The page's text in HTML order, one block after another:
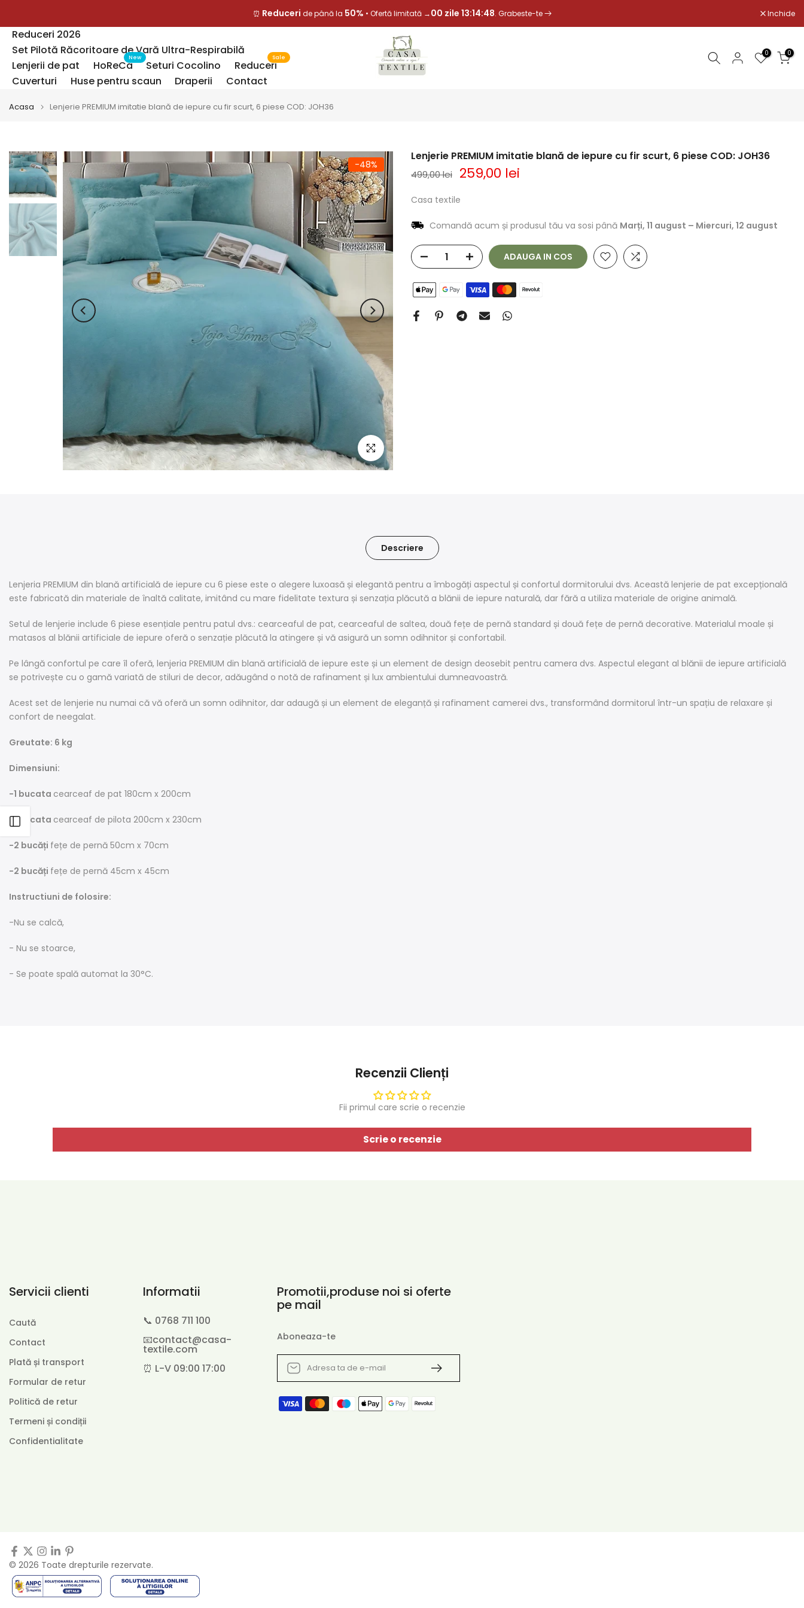
la
continut
⏰ Reduceri de până la 50% • Ofertă limitată →00 zile 13:14:47. Grabeste-te Inchide
Reduceri 2026
Set Pilotă Răcoritoare de Vară Ultra-Respirabilă
Lenjerii de pat
HoReCa
New
Seturi Cocolino Reduceri
Sale
Cuverturi Huse pentru scaun Draperii Contact
0 0
Acasa Lenjerie PREMIUM imitatie blană de iepure cu fir scurt, 6 piese COD: JOH36
-48%
Apasa pentru zoom
Lenjerie PREMIUM imitatie blană de iepure cu fir scurt, 6 piese COD: JOH36
499,00 lei 259,00 lei
Casa textile
Comandă acum și produsul tău va sosi până Marți, 11 august – Miercuri, 12 august
ADAUGA IN COS
Descriere
Lenjeria PREMIUM din blană artificială de iepure cu 6 piese este o alegere luxoasă și elegantă pentru a îmbogăți aspectul și confortul dormitorului dvs. Această lenjerie de pat excepțională
este fabricată din materiale de înaltă calitate, imitând cu mare fidelitate textura și senzația plăcută a blănii de iepure naturală, dar fără a utiliza materiale de origine animală.
Setul de lenjerie include 6 piese esențiale pentru patul dvs.: cearceaful de pat, cearceaful de saltea, două fețe de pernă standard și două fețe de pernă decorative. Materialul moale și
matasos al blănii artificiale de iepure oferă o senzație plăcută la atingere și vă asigură un somn odihnitor și confortabil.
Pe lângă confortul pe care îl oferă, lenjeria PREMIUM din blană artificială de iepure este și un element de design deosebit pentru camera dvs. Aspectul elegant al blănii de iepure artificială
se potrivește cu o gamă variată de stiluri de decor, adăugând o notă de rafinament și lux ambientului dumneavoastră.
Acest set de lenjerie nu numai că vă oferă un somn odihnitor, dar adaugă și un element de eleganță și rafinament camerei dvs., transformând dormitorul într-un spațiu de relaxare și
confort de neegalat.
Greutate: 6 kg
Dimensiuni:
-1 bucata cearceaf de pat 180cm x 200cm
-1 bucata cearceaf de pilota 200cm x 230cm
-2 bucăți fețe de pernă 50cm x 70cm
-2 bucăți fețe de pernă 45cm x 45cm
Instructiuni de folosire:
-Nu se calcă,
- Nu se stoarce,
- Se poate spală automat la 30°C.
Open sidebar
Recenzii Clienți
Fii primul care scrie o recenzie
Scrie o recenzie
Servicii clienti
Caută
Contact
Plată și transport
Formular de retur
Politică de retur
Termeni și condiții
Confidentialitate
Informatii
📞 0768 711 100
📧contact@casa-
textile.com
⏰ L-V 09:00 17:00
Promotii,produse noi si oferte
pe mail
Aboneaza-te
© 2026 Toate drepturile rezervate.